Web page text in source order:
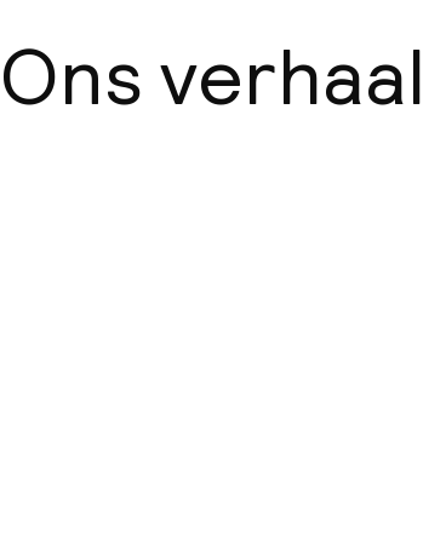
Ons verhaal